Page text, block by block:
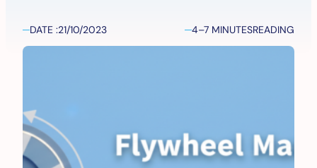
DATE :21/10/2023 4–7 MINUTESREADING